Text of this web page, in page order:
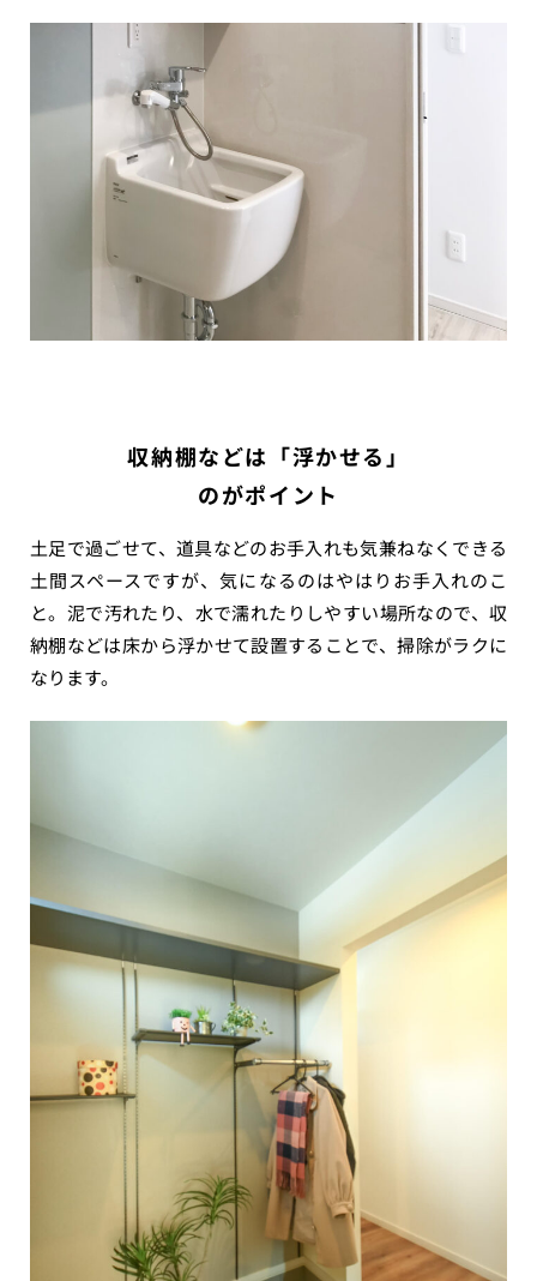
収納棚などは「浮かせる」
のがポイント
土足で過ごせて、道具などのお手入れも気兼ねなくできる
土間スペースですが、気になるのはやはりお手入れのこ
と。泥で汚れたり、水で濡れたりしやすい場所なので、収
納棚などは床から浮かせて設置することで、掃除がラクに
なります。